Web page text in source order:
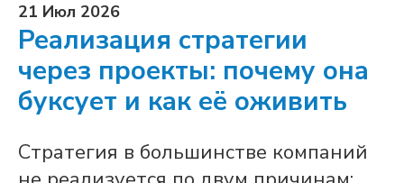
21 Июл 2026
Реализация стратегии
через проекты: почему она
буксует и как её оживить
Стратегия в большинстве компаний